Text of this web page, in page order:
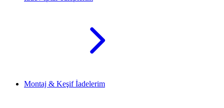
Montaj & Keşif İadelerim